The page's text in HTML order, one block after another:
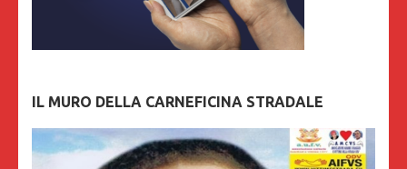
IL MURO DELLA CARNEFICINA STRADALE